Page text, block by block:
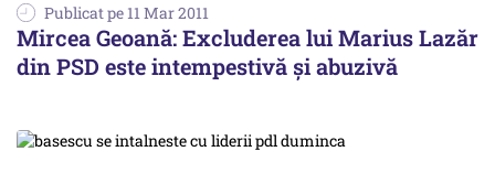
Publicat pe 11 Mar 2011
Mircea Geoană: Excluderea lui Marius Lazăr
din PSD este intempestivă şi abuzivă